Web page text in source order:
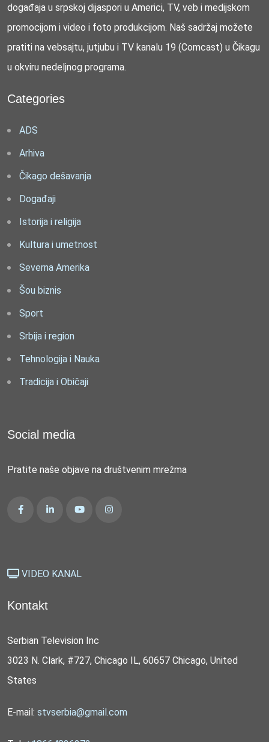
događaja u srpskoj dijaspori u Americi, TV, veb i medijskom
promocijom i video i foto produkcijom. Naš sadržaj možete
pratiti na vebsajtu, jutjubu i TV kanalu 19 (Comcast) u Čikagu
u okviru nedeljnog programa.
Categories
ADS
Arhiva
Čikago dešavanja
Događaji
Istorija i religija
Kultura i umetnost
Severna Amerika
Šou biznis
Sport
Srbija i region
Tehnologija i Nauka
Tradicija i Običaji
Social media
Pratite naše objave na društvenim mrežma
VIDEO KANAL
Kontakt
Serbian Television Inc
3023 N. Clark, #727, Chicago IL, 60657 Chicago, United
States
E-mail: stvserbia@gmail.com